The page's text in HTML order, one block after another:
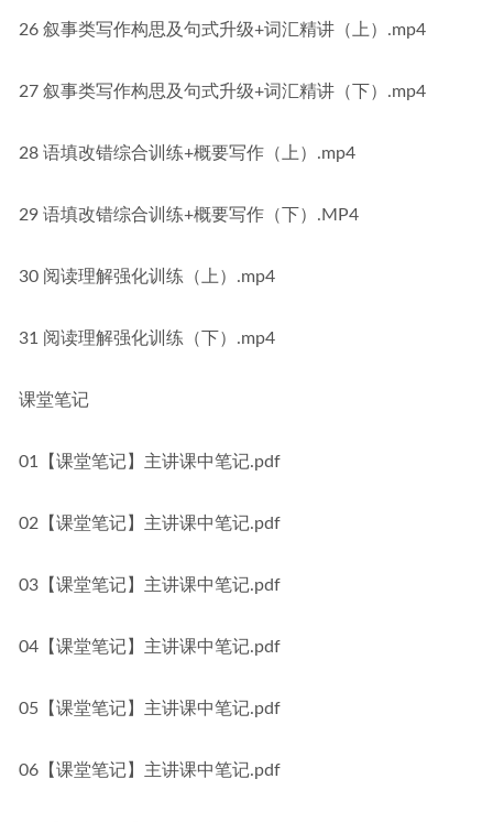
26 叙事类写作构思及句式升级+词汇精讲（上）.mp4
27 叙事类写作构思及句式升级+词汇精讲（下）.mp4
28 语填改错综合训练+概要写作（上）.mp4
29 语填改错综合训练+概要写作（下）.MP4
30 阅读理解强化训练（上）.mp4
31 阅读理解强化训练（下）.mp4
课堂笔记
01【课堂笔记】主讲课中笔记.pdf
02【课堂笔记】主讲课中笔记.pdf
03【课堂笔记】主讲课中笔记.pdf
04【课堂笔记】主讲课中笔记.pdf
05【课堂笔记】主讲课中笔记.pdf
06【课堂笔记】主讲课中笔记.pdf